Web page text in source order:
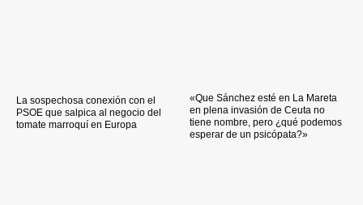
La sospechosa conexión con el
PSOE que salpica al negocio del
tomate marroquí en Europa
«Que Sánchez esté en La Mareta
en plena invasión de Ceuta no
tiene nombre, pero ¿qué podemos
esperar de un psicópata?»